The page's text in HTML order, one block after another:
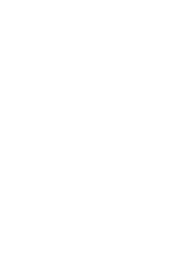
previs de
les
a submergir-se